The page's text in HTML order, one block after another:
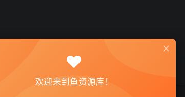
欢迎来到鱼资源库！